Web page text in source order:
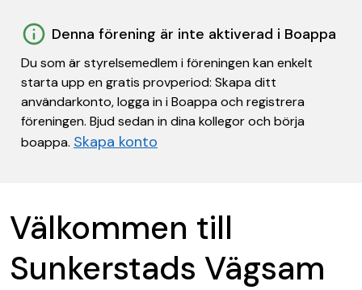
Denna förening är inte aktiverad i Boappa
Du som är styrelsemedlem i föreningen kan enkelt
starta upp en gratis provperiod: Skapa ditt
användarkonto, logga in i Boappa och registrera
föreningen. Bjud sedan in dina kollegor och börja
boappa. Skapa konto
Välkommen till
Sunkerstads Vägsam